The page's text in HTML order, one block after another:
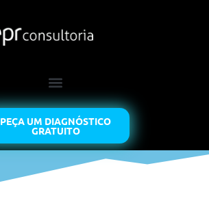
PEÇA UM DIAGNÓSTICO
GRATUITO